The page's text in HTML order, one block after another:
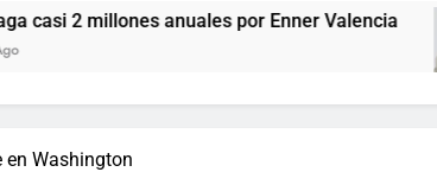
anuales por Enner Valencia
en Washington